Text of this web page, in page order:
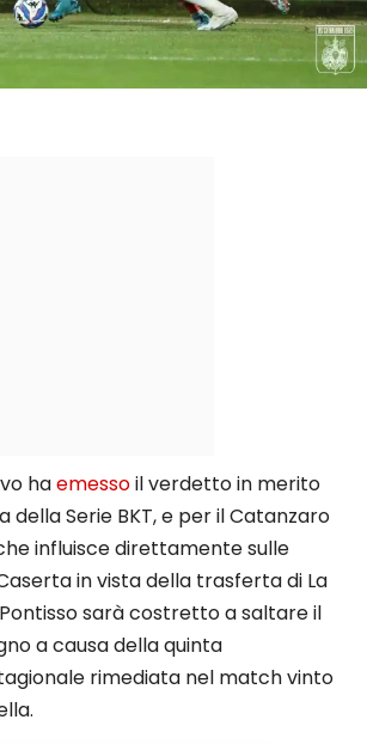
haemessoil verdetto in merito
della Serie BKT, e per il Catanzaro
influisce direttamente sulle
in vista della trasferta di La
sarà costretto a saltare il
a causa della quinta
rimediata nel match vinto